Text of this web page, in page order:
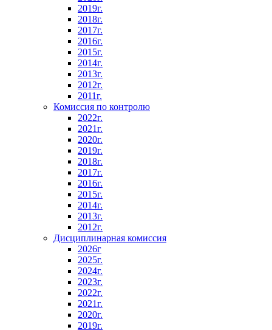
2019г.
2018г.
2017г.
2016г.
2015г.
2014г.
2013г.
2012г.
2011г.
Комиссия по контролю
2022г.
2021г.
2020г.
2019г.
2018г.
2017г.
2016г.
2015г.
2014г.
2013г.
2012г.
Дисциплинарная комиссия
2026г
2025г.
2024г.
2023г.
2022г.
2021г.
2020г.
2019г.